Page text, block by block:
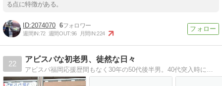
る点に特徴がある。
2074070 6
週間IN:72 週間OUT:96 月間IN:224
22
アビスパな初老男、徒然な日々
アビスパ福岡応援歴間もなく30年の50代後半男。40代突入時に始めたこのブログも17年目に突入。スタジアム観戦も今では年パスに移行し、ホームはほぼ皆勤に。アウェイ遠征も家族と年間行事化。